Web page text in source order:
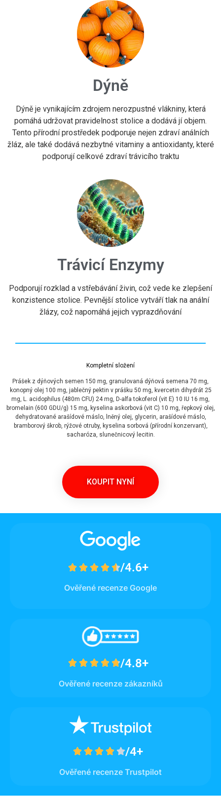
Dýně
Dýně je vynikajícím zdrojem nerozpustné vlákniny, která
pomáhá udržovat pravidelnost stolice a dodává jí objem.
Tento přírodní prostředek podporuje nejen zdraví análních
žláz, ale také dodává nezbytné vitaminy a antioxidanty, které
podporují celkové zdraví trávicího traktu
Trávicí Enzymy
Podporují rozklad a vstřebávání živin, což vede ke zlepšení
konzistence stolice. Pevnější stolice vytváří tlak na anální
žlázy, což napomáhá jejich vyprazdňování
Kompletní složení
Prášek z dýňových semen 150 mg, granulovaná dýňová semena 70 mg,
konopný olej 100 mg, jablečný pektin v prášku 50 mg, kvercetin dihydrát 25
mg, L. acidophilus (480m CFU) 24 mg, D-alfa tokoferol (vit E) 10 IU 16 mg,
bromelain (600 GDU/g) 15 mg, kyselina askorbová (vit C) 10 mg, řepkový olej,
dehydratované arašídové máslo, lněný olej, glycerin, arašídové máslo,
bramborový škrob, rýžové otruby, kyselina sorbová (přírodní konzervant),
sacharóza, slunečnicový lecitin.
KOUPIT NYNÍ
/4.6+
    
Ověřené recenze Google
/4.8+
    
Ověřené recenze zákazníků
/4+
    
Ověřené recenze Trustpilot